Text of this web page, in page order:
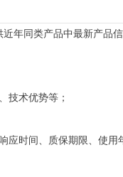
年同类产品中最新产品
技术优势等；
应时间、质保期限、使